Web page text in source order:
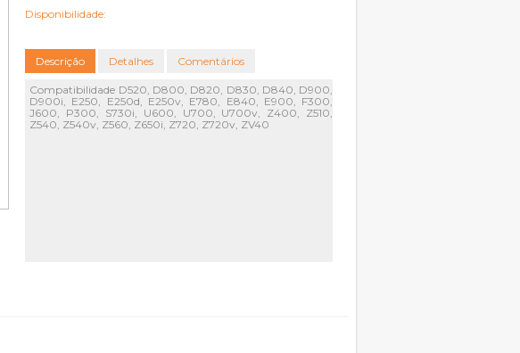
Disponibilidade:
Descrição Detalhes Comentários
Compatibilidade D520, D800, D820, D830, D840, D900,
D900i, E250, E250d, E250v, E780, E840, E900, F300,
J600, P300, S730i, U600, U700, U700v, Z400, Z510,
Z540, Z540v, Z560, Z650i, Z720, Z720v, ZV40